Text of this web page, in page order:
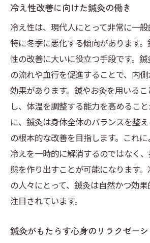
冷え性改善に向けた鍼灸の働き
冷え性は、現代人にとって非常に一般
特に冬季に悪化する傾向があります
性の改善に大いに役立つ手段です。
の流れや血行を促進することで、内
効果があります。鍼やお灸を用いる
し、体温を調整する能力を高めるこ
に、鍼灸は身体全体のバランスを整
の根本的な改善を目指します。これ
冷えを一時的に解消するのではなく
態を作り出すことが可能になります
の人々にとって、鍼灸は自然かつ効
注目されています。
鍼灸がもたらす心身のリラクゼー